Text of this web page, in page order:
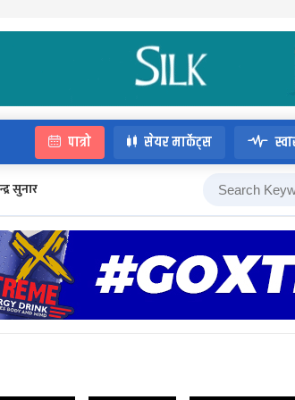
पात्रो सेयर मार्केट्स
सुनार